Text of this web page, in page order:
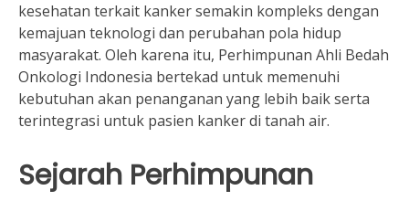
kesehatan terkait kanker semakin kompleks dengan
kemajuan teknologi dan perubahan pola hidup
masyarakat. Oleh karena itu, Perhimpunan Ahli Bedah
Onkologi Indonesia bertekad untuk memenuhi
kebutuhan akan penanganan yang lebih baik serta
terintegrasi untuk pasien kanker di tanah air.
Sejarah Perhimpunan